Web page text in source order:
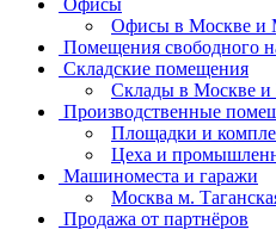
Офисы в Москве и
Помещения свободного
Складские помещения
Склады в Москве и
Производственные
Площадки и
Цеха и
Машиноместа и гаражи
Москва м.
Продажа от партнёров